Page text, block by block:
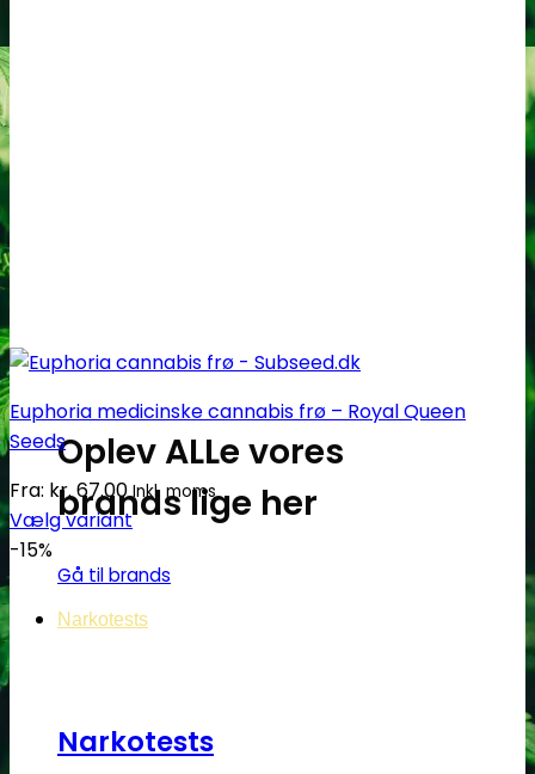
Oplev ALLe vores
brands lige her
Gå til brands
Narkotests
Narkotests
Euphoria medicinske cannabis frø – Royal Queen
Seeds
Fra: kr.67.00 Inkl. moms
Vælg variant
Dette
vare
har
flere
varianter.
vælges
-15%